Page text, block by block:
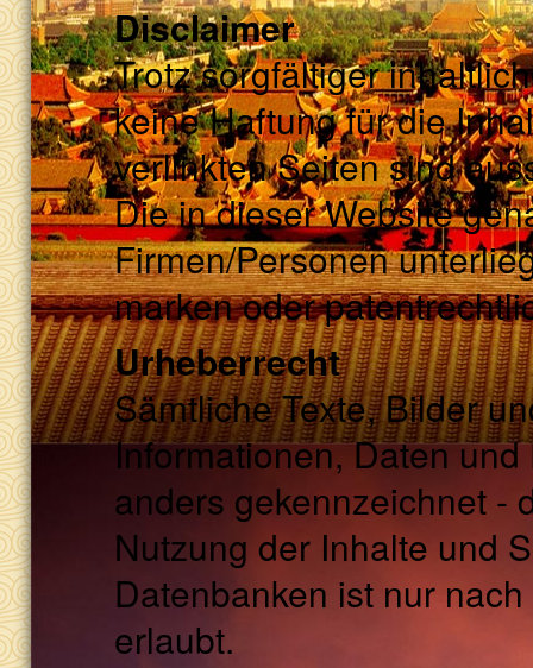
Disclaimer
Trotz sorgfältiger
keine Haftung für die
verlinkten Seiten sind
Die in dieser Website
Firmen/Personen
marken oder
Urheberrecht
Sämtliche Texte, Bilder
Informationen, Daten
anders gekennzeichnet -
Nutzung der Inhalte und
Datenbanken ist nur
erlaubt.